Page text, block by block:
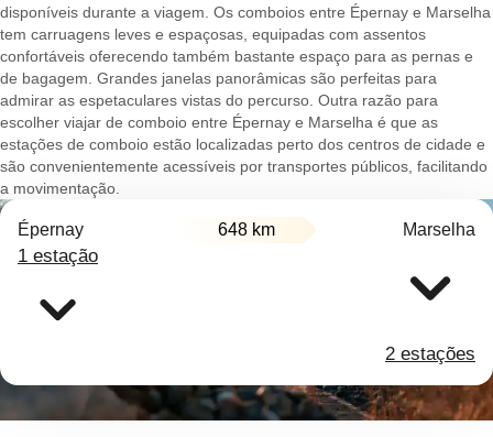
disponíveis durante a viagem. Os comboios entre Épernay e Marselha
tem carruagens leves e espaçosas, equipadas com assentos
confortáveis oferecendo também bastante espaço para as pernas e
de bagagem. Grandes janelas panorâmicas são perfeitas para
admirar as espetaculares vistas do percurso. Outra razão para
escolher viajar de comboio entre Épernay e Marselha é que as
estações de comboio estão localizadas perto dos centros de cidade e
são convenientemente acessíveis por transportes públicos, facilitando
a movimentação.
Épernay 648 km Marselha
1 estação
2 estações